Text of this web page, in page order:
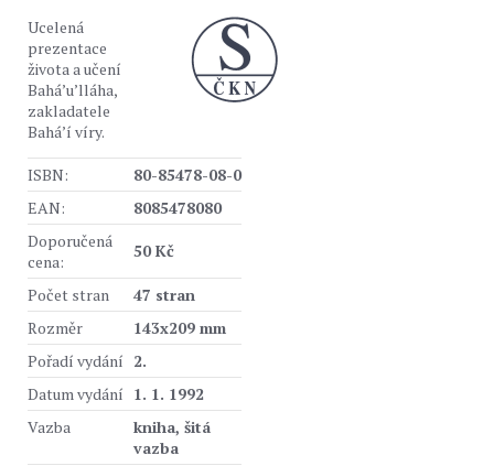
Ucelená
prezentace
života a učení
Bahá’u’lláha,
zakladatele
Bahá’í víry.
ISBN:
80-85478-08-0
EAN:
8085478080
Doporučená
cena:
50 Kč
Počet stran
47 stran
Rozměr
143x209 mm
Pořadí vydání 2.
Datum vydání 1. 1. 1992
Vazba
kniha, šitá
vazba